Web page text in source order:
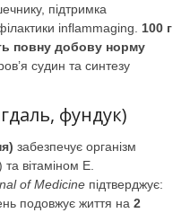
підтримка
inflammaging. 100 г
повну добову норму
судин та синтезу
фундук)
забезпечує організм
вітаміном Е.
of Medicine підтверджує:
подовжує життя на 2